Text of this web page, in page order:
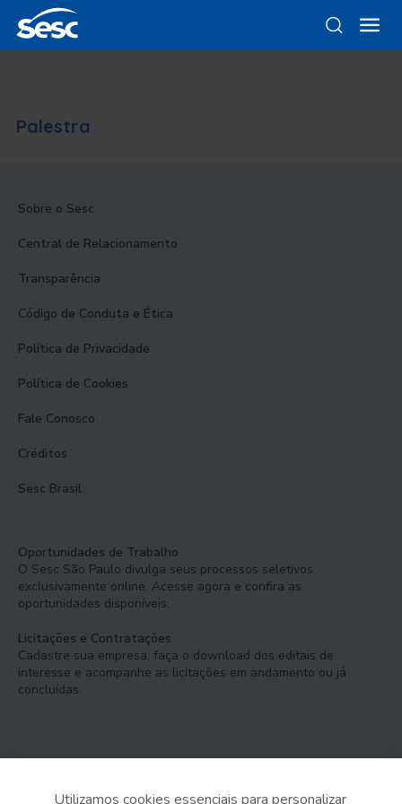
Palestra
Sobre o Sesc
Central de Relacionamento
Transparência
Código de Conduta e Ética
Política de Privacidade
Política de Cookies
Fale Conosco
Créditos
Sesc Brasil
Oportunidades de Trabalho
O Sesc São Paulo divulga seus processos seletivos
exclusivamente online. Acesse agora e confira as
oportunidades disponíveis.
Licitações e Contratações
Cadastre sua empresa, faça o download dos editais de
interesse e acompanhe as licitações em andamento ou já
concluídas.
Utilizamos cookies essenciais para personalizar